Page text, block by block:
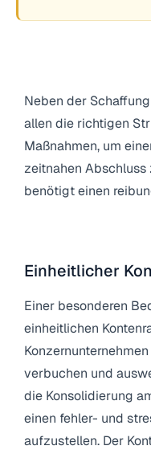
Neben der
allen die richtigen
Maßnahmen, um
zeitnahen
benötigt einen
Einheitlicher
Einer besonderen
einheitlichen
verbuchen und
die Konsolidierung
einen fehler- und
aufzustellen. Der